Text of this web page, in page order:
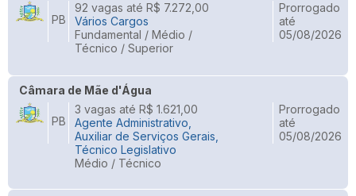
PB
92 vagas até R$ 7.272,00
Vários Cargos
Fundamental / Médio /
Técnico / Superior
Prorrogado
até
05/08/2026
Câmara de Mãe d'Água
PB
3 vagas até R$ 1.621,00
Agente Administrativo,
Auxiliar de Serviços Gerais,
Técnico Legislativo
Médio / Técnico
Prorrogado
até
05/08/2026